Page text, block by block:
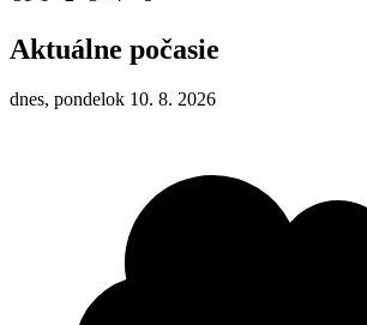
Aktuálne počasie
dnes, pondelok 10. 8. 2026